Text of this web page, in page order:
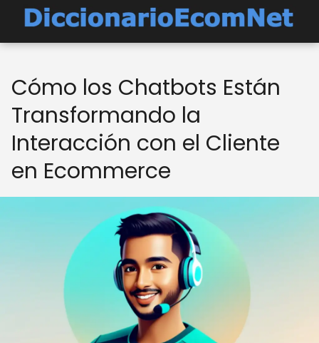
Cómo los Chatbots Están
Transformando la
Interacción con el Cliente
en Ecommerce